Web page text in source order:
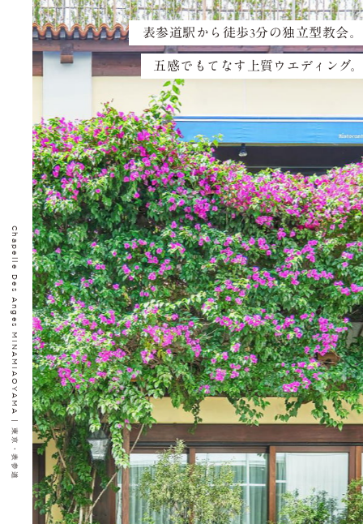
Chapelle Des Anges MINAMIAOYAMA |
東京・表参道
表参道駅から徒歩3分の独立型教会。
五感でもてなす上質ウエディング。